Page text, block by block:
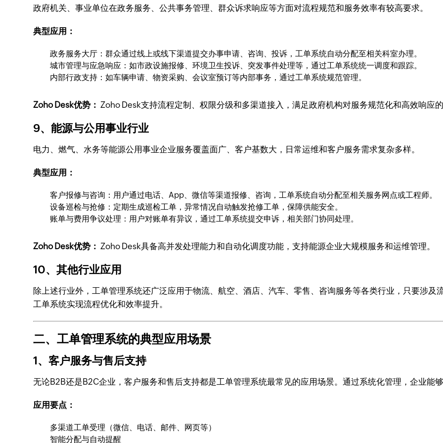
政府机关、事业单位在政务服务、公共事务管理、群众诉求响应等方面对流程规范和服务效率有较高要求。
典型应用：
政务服务大厅：群众通过线上或线下渠道提交办事申请、咨询、投诉，工单系统自动分配至相关科室办理。
城市管理与应急响应：如市政设施报修、环境卫生投诉、突发事件处理等，通过工单系统统一调度和跟踪。
内部行政支持：如车辆申请、物资采购、会议室预订等内部事务，通过工单系统规范管理。
Zoho Desk优势： Zoho Desk支持流程定制、权限分级和多渠道接入，满足政府机构对服务规范化和高效响应
9、能源与公用事业行业
电力、燃气、水务等能源公用事业企业服务覆盖面广、客户基数大，日常运维和客户服务需求复杂多样。
典型应用：
客户报修与咨询：用户通过电话、App、微信等渠道报修、咨询，工单系统自动分配至相关服务网点或工程师。
设备巡检与抢修：定期生成巡检工单，异常情况自动触发抢修工单，保障供能安全。
账单与费用争议处理：用户对账单有异议，通过工单系统提交申诉，相关部门协同处理。
Zoho Desk优势： Zoho Desk具备高并发处理能力和自动化调度功能，支持能源企业大规模服务和运维管理。
10、其他行业应用
除上述行业外，工单管理系统还广泛应用于物流、航空、酒店、汽车、零售、咨询服务等各类行业，只要涉
工单系统实现流程优化和效率提升。
二、工单管理系统的典型应用场景
1、客户服务与售后支持
无论B2B还是B2C企业，客户服务和售后支持都是工单管理系统最常见的应用场景。通过系统化管理，企业能
应用要点：
多渠道工单受理（微信、电话、邮件、网页等）
智能分配与自动提醒